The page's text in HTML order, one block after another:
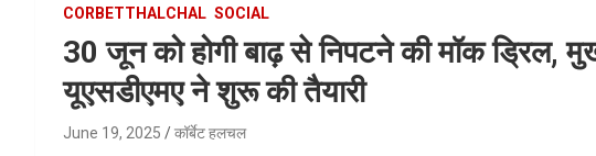
CORBETTHALCHAL SOCIAL
30 जून को होगी बाढ़ से निपटने की मॉक ड्रिल,
यूएसडीएमए ने शुरू की तैयारी
June 19, 2025 कॉर्बेट हलचल